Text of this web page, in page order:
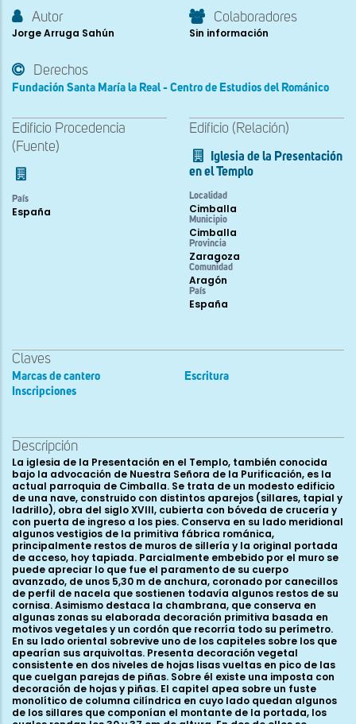
Autor
Jorge Arruga Sahún
Colaboradores
Sin información
Derechos
Fundación Santa María la Real - Centro de Estudios del Románico
Edificio Procedencia
(Fuente)
País
España
Edificio (Relación)
Iglesia de la Presentación
en el Templo
Localidad
Cimballa
Municipio
Cimballa
Provincia
Zaragoza
Comunidad
Aragón
País
España
Claves
Marcas de cantero
Inscripciones
Escritura
Descripción
La iglesia de la Presentación en el Templo, también conocida
bajo la advocación de Nuestra Señora de la Purificación, es la
actual parroquia de Cimballa. Se trata de un modesto edificio
de una nave, construido con distintos aparejos (sillares, tapial y
ladrillo), obra del siglo XVIII, cubierta con bóveda de crucería y
con puerta de ingreso a los pies. Conserva en su lado meridional
algunos vestigios de la primitiva fábrica románica,
principalmente restos de muros de sillería y la original portada
de acceso, hoy tapiada. Parcialmente embebido por el muro se
puede apreciar lo que fue el paramento de su cuerpo
avanzado, de unos 5,30 m de anchura, coronado por canecillos
de perfil de nacela que sostienen todavía algunos restos de su
cornisa. Asimismo destaca la chambrana, que conserva en
algunas zonas su elaborada decoración primitiva basada en
motivos vegetales y un cordón que recorría todo su perímetro.
En su lado oriental sobrevive uno de los capiteles sobre los que
apearían sus arquivoltas. Presenta decoración vegetal
consistente en dos niveles de hojas lisas vueltas en pico de las
que cuelgan parejas de piñas. Sobre él existe una imposta con
decoración de hojas y piñas. El capitel apea sobre un fuste
monolítico de columna cilíndrica en cuyo lado quedan algunos
de los sillares que componían el montante de la portada, los